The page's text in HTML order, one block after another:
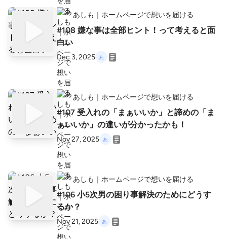
あしも｜ホームページで想いを届ける
#108 嫌な事は全部ヒント！って考えると面
白い
Dec 3, 2025
あしも｜ホームページで想いを届ける
#107 受入れの「まぁいいか」と諦めの「ま
ぁいいか」の違いが分かったかも！
Nov 27, 2025
あしも｜ホームページで想いを届ける
#106 小5次男の困り事解決のためにどうす
るか？
Nov 21, 2025